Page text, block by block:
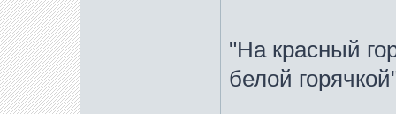
"На красный
белой